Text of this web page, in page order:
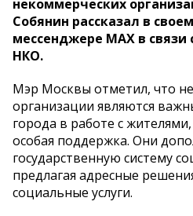
некоммерческих
Собянин рассказал в
мессенджере МАХ в
НКО.
Мэр Москвы отметил, что
организации являются
города в работе с
особая поддержка. Они
государственную систему
предлагая адресные
социальные услуги.